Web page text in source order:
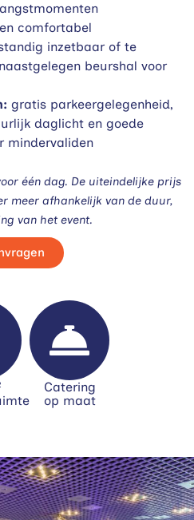
comfortabel
inzetbaar of te
beurshal voor
gratis parkeergelegenheid,
daglicht en goede
mindervaliden
één dag. De uiteindelijke prijs
meer afhankelijk van de duur,
van het event.
Catering
op maat